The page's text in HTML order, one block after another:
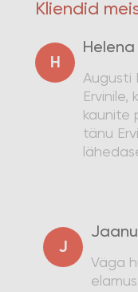
Kliendid
H
Helena
Augusti
Ervinile,
kaunite
tänu
J
Väga